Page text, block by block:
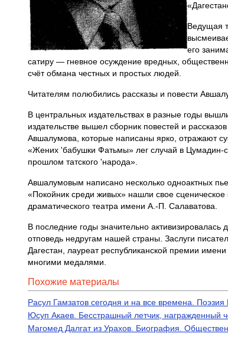
Ведущая
его
сатиру — гневное осуждение вредных,
счёт обмана честных и простых людей.
Читателям полюбились рассказы и повести
В центральных издательствах в разные годы
издательстве вышел сборник повестей и
Авшалумова, которые написаны ярко, отражают
«Жених 'бабушки Фатьмы» лег случай в Цумадин-
прошлом татского 'народа».
Авшалумовым написано несколько одноактных
«Покойник среди живых» нашли свое
драматического театра имени А.-П. Салаватова.
В последние годы значительно
отповедь недругам нашей страны. Заслуги
Дагестан, лауреат республиканской премии
многими медалями.
Похожие материалы
Расул Гамзатов сегодня и на все времена. Поэзия
Юсуп Акаев. Бесстрашный летчик, награжденный
Магомед Далгат из Урахов. Биография.